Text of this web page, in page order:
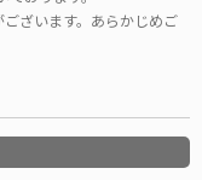
ざいます。あらかじめご